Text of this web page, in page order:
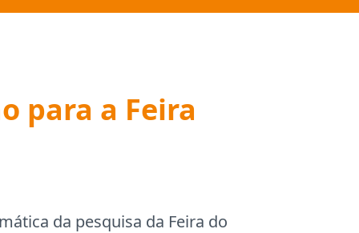
para a Feira
da pesquisa da Feira do